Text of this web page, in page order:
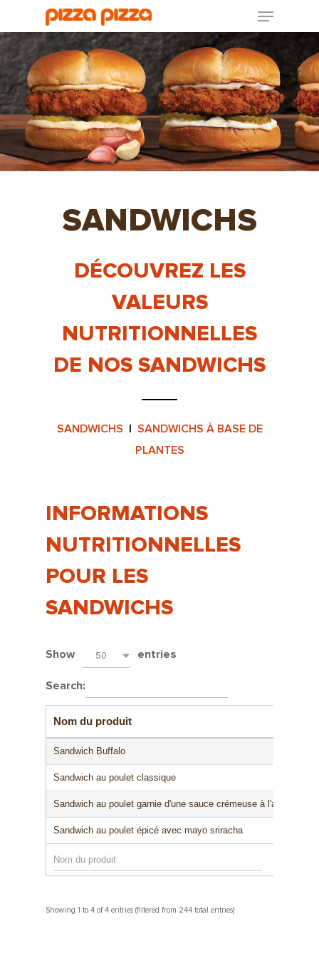
SANDWICHS
DÉCOUVREZ LES
VALEURS
NUTRITIONNELLES
DE NOS SANDWICHS
SANDWICHS
SANDWICHS À BASE DE
PLANTES
INFORMATIONS
NUTRITIONNELLES
POUR LES
SANDWICHS
Show 50 entries
Search:
Nom du produit
Sandwich Buffalo
Sandwich au poulet classique
Sandwich au poulet garnie d'une sauce crémeuse à l'ail
Sandwich au poulet épicé avec mayo sriracha
Showing 1 to 4 of 4 entries (filtered from 244 total entries)À notre sujet